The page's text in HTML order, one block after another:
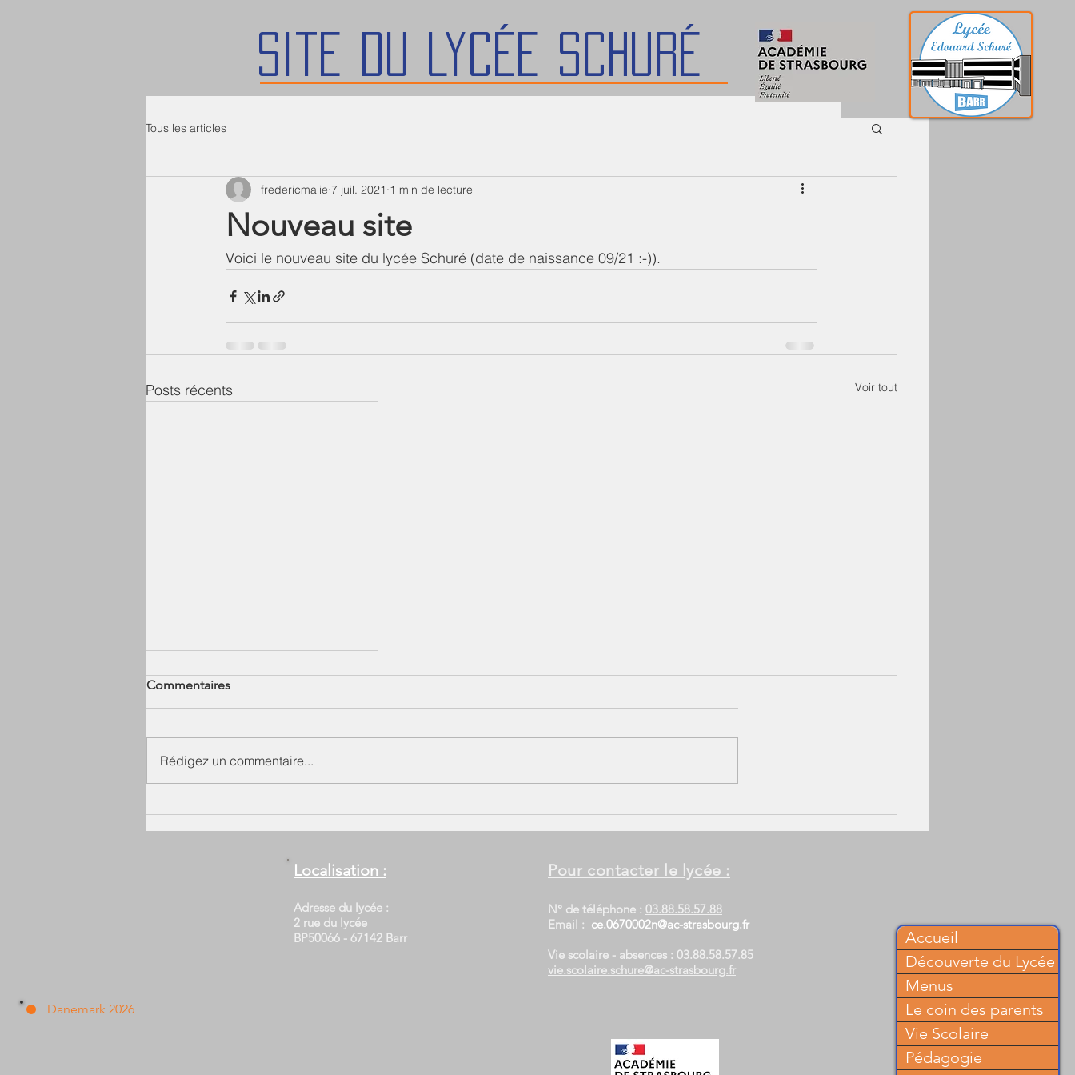
Site du lycée Schuré
Tous les articles
Nouveau site
fredericmalie 7 juil. 2021 1 min de lecture
Voici le nouveau site du lycée Schuré (date de naissance 09/21 :-)).
Posts récents Voir tout
Test
Je fais un test !
Commentaires
Rédigez un commentaire...
Danemark 2026
Accueil
Découverte du Lycée
Menus
Le coin des parents
Vie Scolaire
Pédagogie
Localisation :
Adresse du lycée :
2 rue du lycée
BP50066 - 67142 Barr
Pour contacter le lycée :
N° de téléphone : 03.88.58.57.88
Email : ce.0670002n@ac-strasbourg.fr
Vie scolaire - absences : 03.88.58.57.85
vie.scolaire.schure@ac-strasbourg.fr